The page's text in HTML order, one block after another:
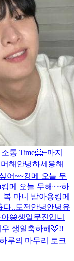
통 Time🤗+마지
머해 안녕하세용해
어~~킹메 오늘 무
킹메 오늘 무해~~하
복 마니 받아용킹메
다..도전 안녕안녕유
아😀생일무진입니
우 생일축하해🦊!!
루의 마무리 토크